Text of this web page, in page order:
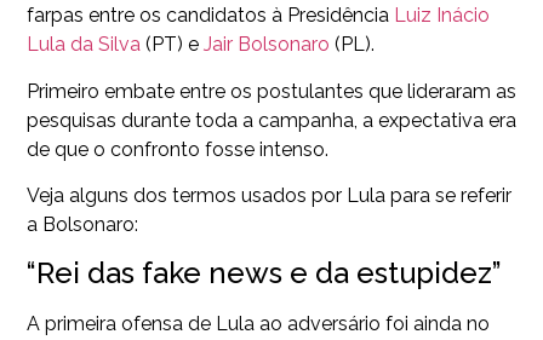
farpas entre os candidatos à Presidência Luiz Inácio
Lula da Silva (PT) e Jair Bolsonaro (PL).
Primeiro embate entre os postulantes que lideraram as
pesquisas durante toda a campanha, a expectativa era
de que o confronto fosse intenso.
Veja alguns dos termos usados por Lula para se referir
a Bolsonaro:
“Rei das fake news e da estupidez”
A primeira ofensa de Lula ao adversário foi ainda no